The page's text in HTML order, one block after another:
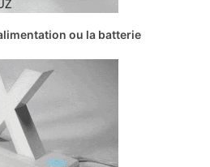
ou la batterie